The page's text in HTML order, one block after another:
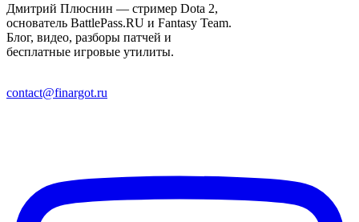
Дмитрий Плюснин — стример Dota 2,
основатель BattlePass.RU и Fantasy Team.
Блог, видео, разборы патчей и
бесплатные игровые утилиты.
contact@finargot.ru